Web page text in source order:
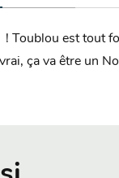
! Toublou est tout
ça va être un